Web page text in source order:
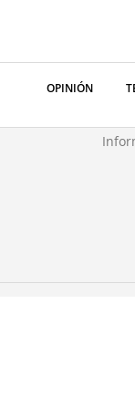
OPINIÓN